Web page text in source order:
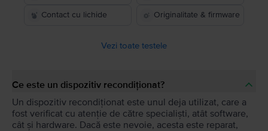
Contact cu lichide Originalitate & firmware
Vezi toate testele
Ce este un dispozitiv recondiționat?
Un dispozitiv recondiționat este unul deja utilizat, care a
fost verificat cu atenție de către specialiști, atât software,
cât și hardware. Dacă este nevoie, acesta este reparat,